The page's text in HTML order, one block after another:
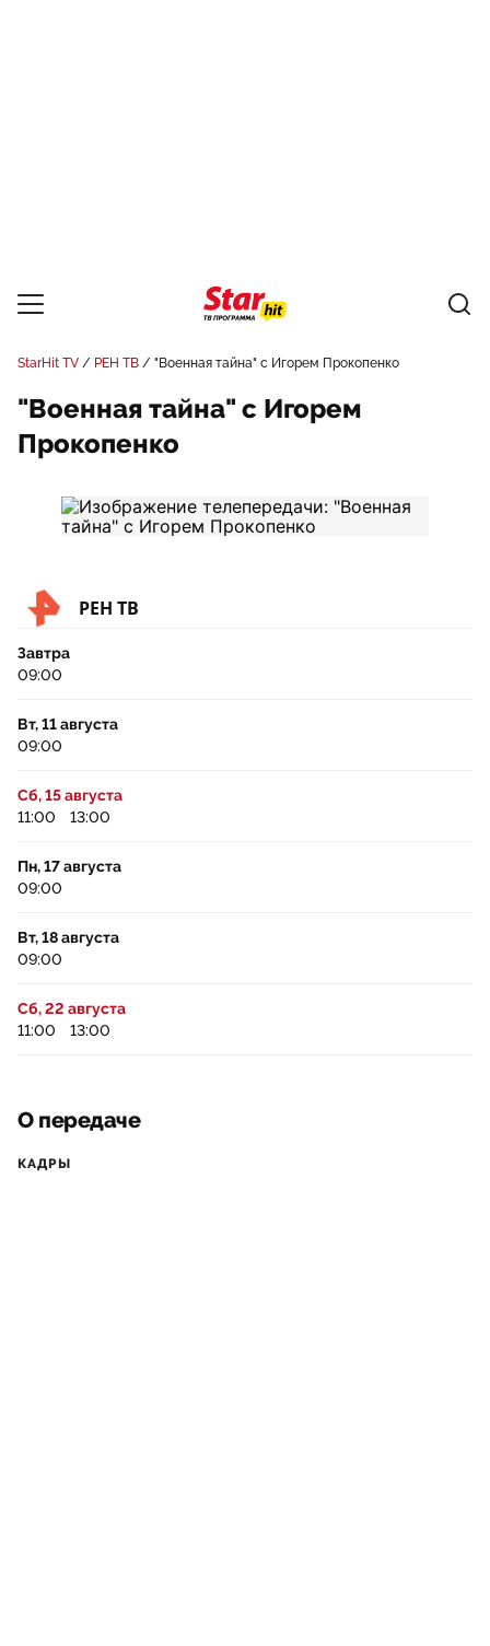
StarHit TV РЕН ТВ "Военная тайна" с Игорем Прокопенко
"Военная тайна" с Игорем
Прокопенко
РЕН ТВ
Завтра
09:00
Вт, 11 августа
09:00
Сб, 15 августа
11:00
13:00
Пн, 17 августа
09:00
Вт, 18 августа
09:00
Сб, 22 августа
11:00
13:00
О передаче
КАДРЫ